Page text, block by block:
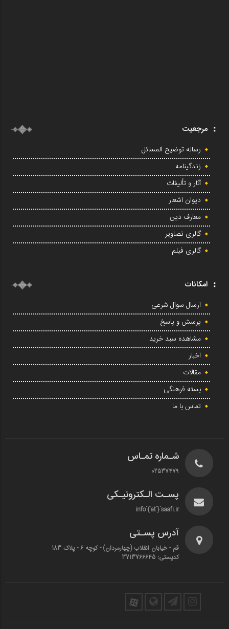
مرجعیت
رساله توضیح المسائل
زندگینامه
آثار و تألیفات
دیوان اشعار
معارف دین
گالری تصاویر
گالری فیلم
امکانات
ارسال سوال شرعی
پرسش و پاسخ
مشاهده سبد خرید
اخبار
مقالات
بسته فرهنگی
تماس با ما
شـماره تمـاس
02537479
پسـت الـکترونیـکی
info`{`at`}`saafi.ir
آدرس پسـتی
قم - خیابان انقلاب (چهارمردان)‌ - کوچه 6 - پلاک 183
کدپستی: 3713766645